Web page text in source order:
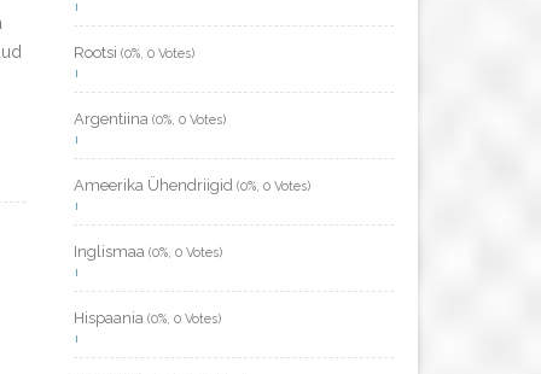
Rootsi (0%, 0 Votes)
Argentiina (0%, 0 Votes)
Ameerika Ühendriigid (0%, 0 Votes)
Inglismaa (0%, 0 Votes)
Hispaania (0%, 0 Votes)